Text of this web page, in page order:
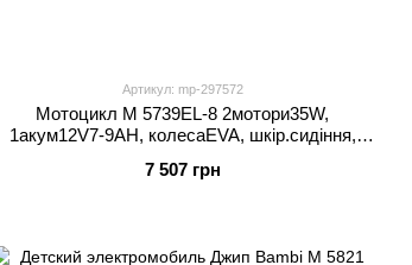
Артикул: mp-297572
Мотоцикл M 5739EL-8 2мотори35W,
1акум12V7-9AH, колесаEVA, шкір.сидіння,
7 507 грн